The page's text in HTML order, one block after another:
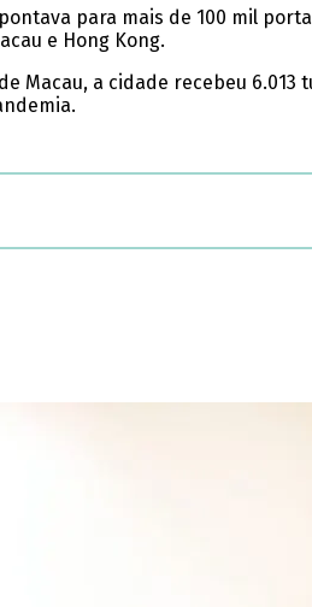
para mais de 100 mil
e Hong Kong.
Macau, a cidade recebeu